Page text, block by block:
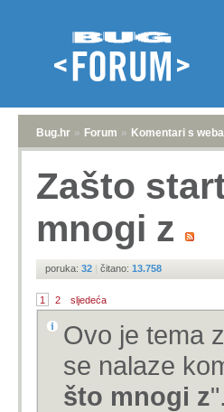
Bug.hr » Forum » Komentari s weba
Zašto
mnogi z
poruka: 32 | čitano: 13.758
1 2 sljedeća
Ovo je tema
se nalaze
što mnogi z".